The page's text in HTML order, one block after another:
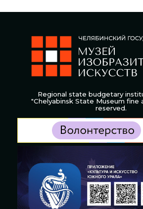
Regional state budgetary
"Chelyabinsk State Museum fine
reserved.